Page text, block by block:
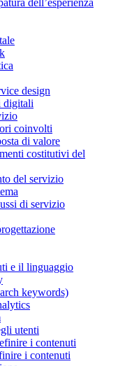
design
digitali
coinvolti
di valore
costitutivi del
del servizio
di servizio
e il linguaggio
keywords)
utenti
i contenuti
i contenuti